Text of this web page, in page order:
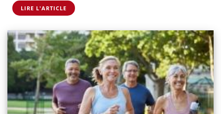
LIRE L'ARTICLE